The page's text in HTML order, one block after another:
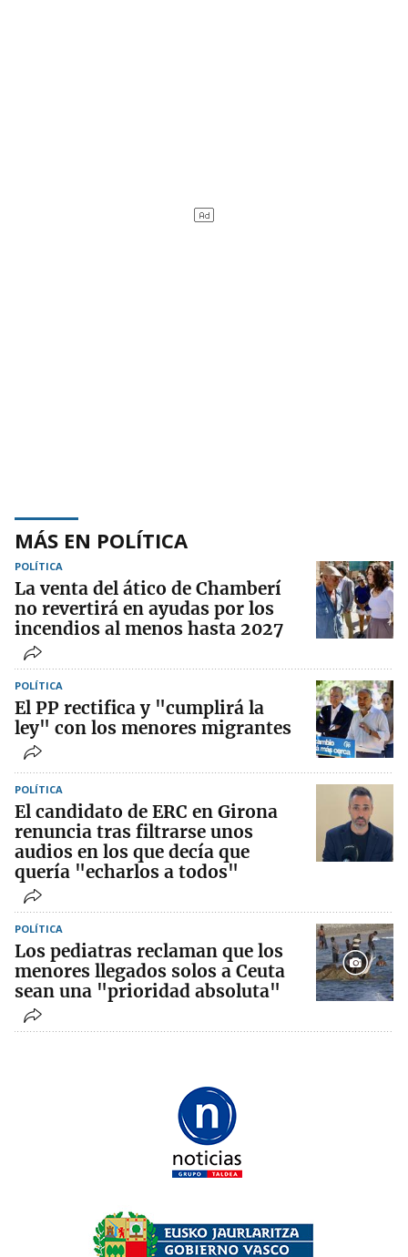
MÁS EN POLÍTICA
POLÍTICA
La venta del ático de Chamberí
no revertirá en ayudas por los
incendios al menos hasta 2027
POLÍTICA
El PP rectifica y "cumplirá la
ley" con los menores migrantes
POLÍTICA
El candidato de ERC en Girona
renuncia tras filtrarse unos
audios en los que decía que
quería "echarlos a todos"
POLÍTICA
Los pediatras reclaman que los
menores llegados solos a Ceuta
sean una "prioridad absoluta"